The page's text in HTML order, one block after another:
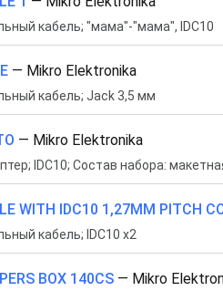
кабель; "мама"-"мама", IDC10
— Mikro Elektronika
кабель; Jack 3,5 мм
— Mikro Elektronika
IDC10; Состав набора:
WITH IDC10 1,27MM PITCH
кабель; IDC10 x2
BOX 140CS — Mikro